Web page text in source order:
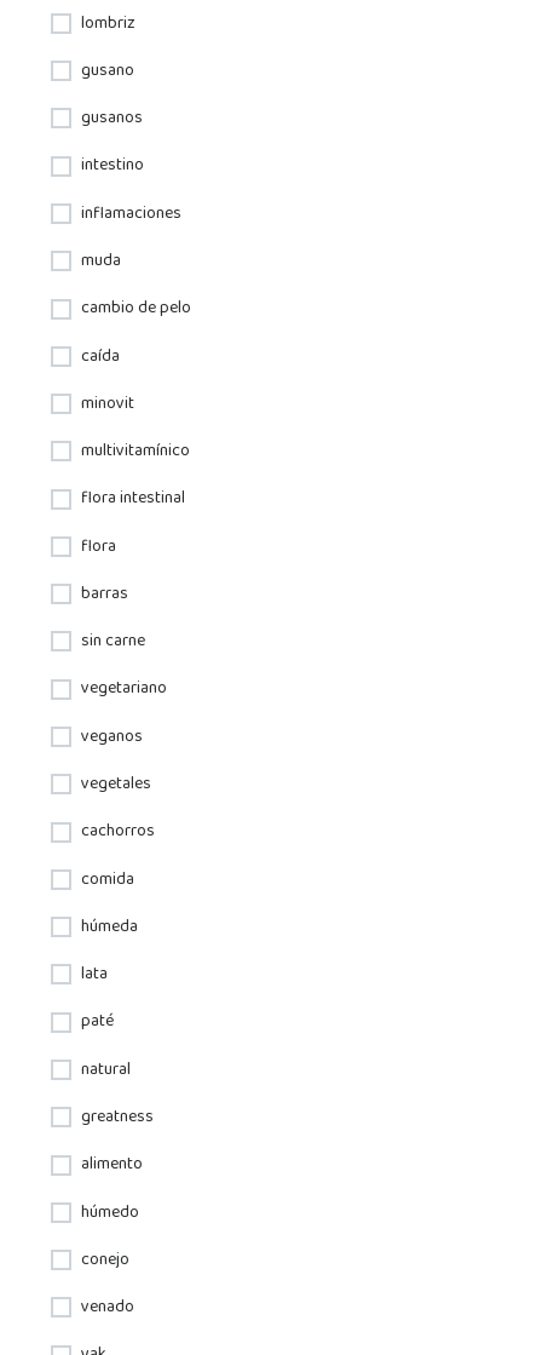
lombriz
gusano
gusanos
intestino
inflamaciones
muda
cambio de pelo
caída
minovit
multivitamínico
flora intestinal
flora
barras
sin carne
vegetariano
veganos
vegetales
cachorros
comida
húmeda
lata
paté
natural
greatness
alimento
húmedo
conejo
venado